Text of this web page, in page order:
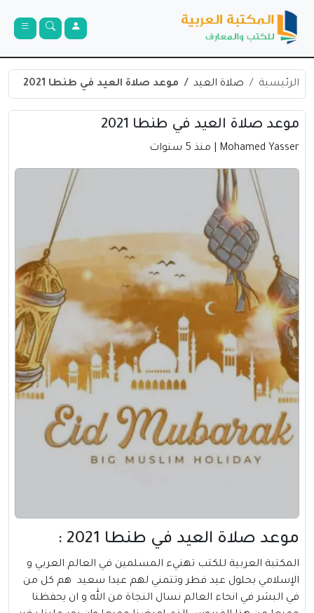
الرئيسية صلاة العيد موعد صلاة العيد في طنطا 2021
موعد صلاة العيد في طنطا 2021
Mohamed Yasser | منذ 5 سنوات
موعد صلاة العيد في طنطا 2021 :
المكتبة العربية للكتب تهنيء المسلمين في العالم العربي و
الإسلامي بحلول عيد فطروتتمني لهم عيدا سعيد هم كل من
في البشر في انحاء العالم نسال النجاة من الله و ان يحفظنا